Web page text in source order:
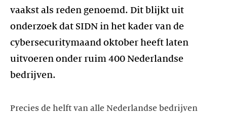
vaakst als reden genoemd. Dit blijkt uit
onderzoek dat SIDN in het kader van de
cybersecuritymaand oktober heeft laten
uitvoeren onder ruim 400 Nederlandse
bedrijven.
Precies de helft van alle Nederlandse bedrijven